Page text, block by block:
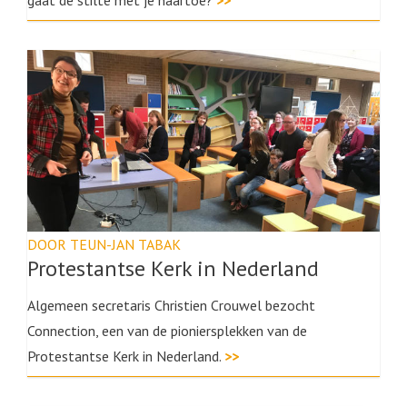
DOOR TEUN-JAN TABAK
Protestantse Kerk in Nederland
Algemeen secretaris Christien Crouwel bezocht
Connection, een van de pioniersplekken van de
Protestantse Kerk in Nederland. >>